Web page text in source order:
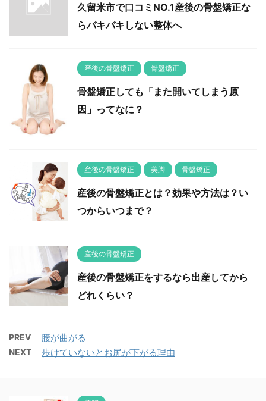
久留米市で口コミNO.1産後の骨盤矯正な
らバキバキしない整体へ
産後の骨盤矯正 骨盤矯正
骨盤矯正しても「また開いてしまう原
因」ってなに？
産後の骨盤矯正 美脚 骨盤矯正
産後の骨盤矯正とは？効果や方法は？い
つからいつまで？
産後の骨盤矯正
産後の骨盤矯正をするなら出産してから
どれくらい？
PREV 腰が曲がる
NEXT 歩けていないとお尻が下がる理由